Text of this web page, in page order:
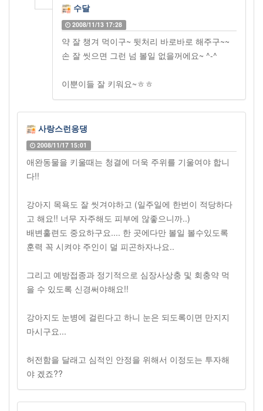
수달
2008/11/13 17:28
약 잘 챙겨 먹이구~ 뒷처리 바로바로 해주구~~
손 잘 씻으면 그런 넘 볼일 없을꺼에요~ ^-^
이뿐이들 잘 키워요~ㅎㅎ
사랑스런응댕
2008/11/17 15:01
애완동물을 키울때는 청결에 더욱 주위를 기울여야 합니
다!!
강아지 목욕도 잘 씻겨야하고 (일주일에 한번이 적당하다
고 해요!! 너무 자주해도 피부에 않좋으니까..)
배변훌련도 중요하구요.... 한 곳에다만 볼일 볼수있도록
훈력 꼭 시켜야 주인이 덜 피곤하자나요..
그리고 예방접종과 정기적으로 심장사상충 및 회충약 먹
을 수 있도록 신경써야해요!!
강아지도 눈병에 걸린다고 하니 눈은 되도록이면 만지지
마시구요...
허전함을 달래고 심적인 안정을 위해서 이정도는 투자해
야 겠죠??